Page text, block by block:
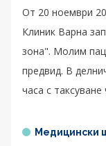
От 20 ноември
Клиник Варна
зона". Молим
предвид. В
часа с
Медицински